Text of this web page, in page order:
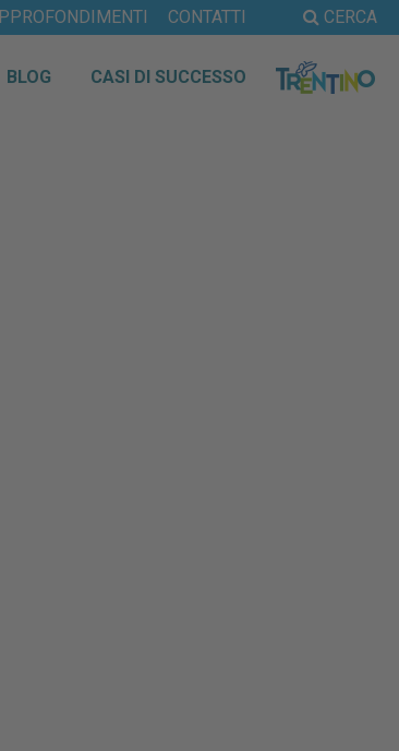
CERCA
CONTATTI
BLOG CASI DI SUCCESSO